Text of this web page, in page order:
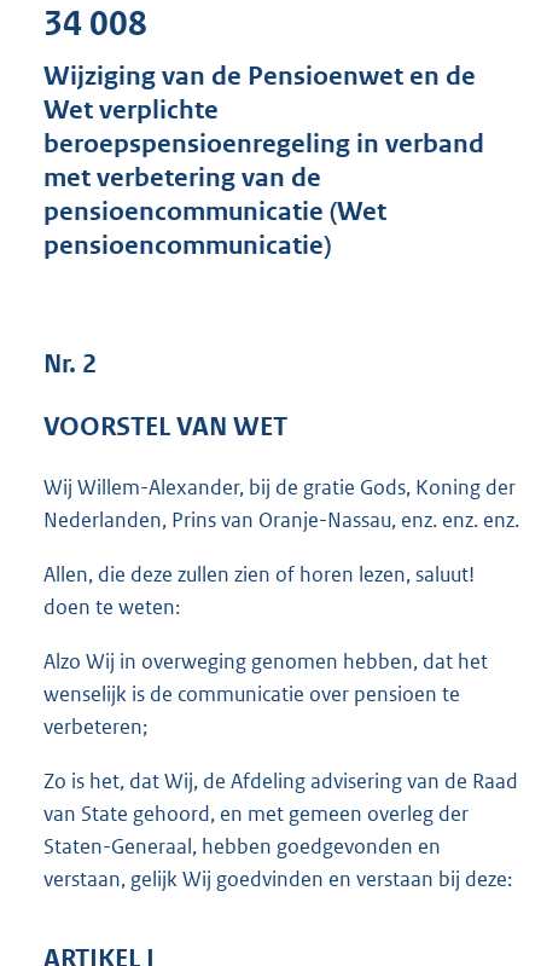
s
r
t
t
34 008
Wijziging van de Pensioenwet en de
Wet verplichte
beroepspensioenregeling in verband
met verbetering van de
pensioencommunicatie (Wet
pensioencommunicatie)
Nr. 2
VOORSTEL VAN WET
Wij Willem-Alexander, bij de gratie Gods, Koning der
Nederlanden, Prins van Oranje-Nassau, enz. enz. enz.
Allen, die deze zullen zien of horen lezen, saluut!
doen te weten:
Alzo Wij in overweging genomen hebben, dat het
wenselijk is de communicatie over pensioen te
verbeteren;
Zo is het, dat Wij, de Afdeling advisering van de Raad
van State gehoord, en met gemeen overleg der
Staten-Generaal, hebben goedgevonden en
verstaan, gelijk Wij goedvinden en verstaan bij deze:
ARTIKEL I